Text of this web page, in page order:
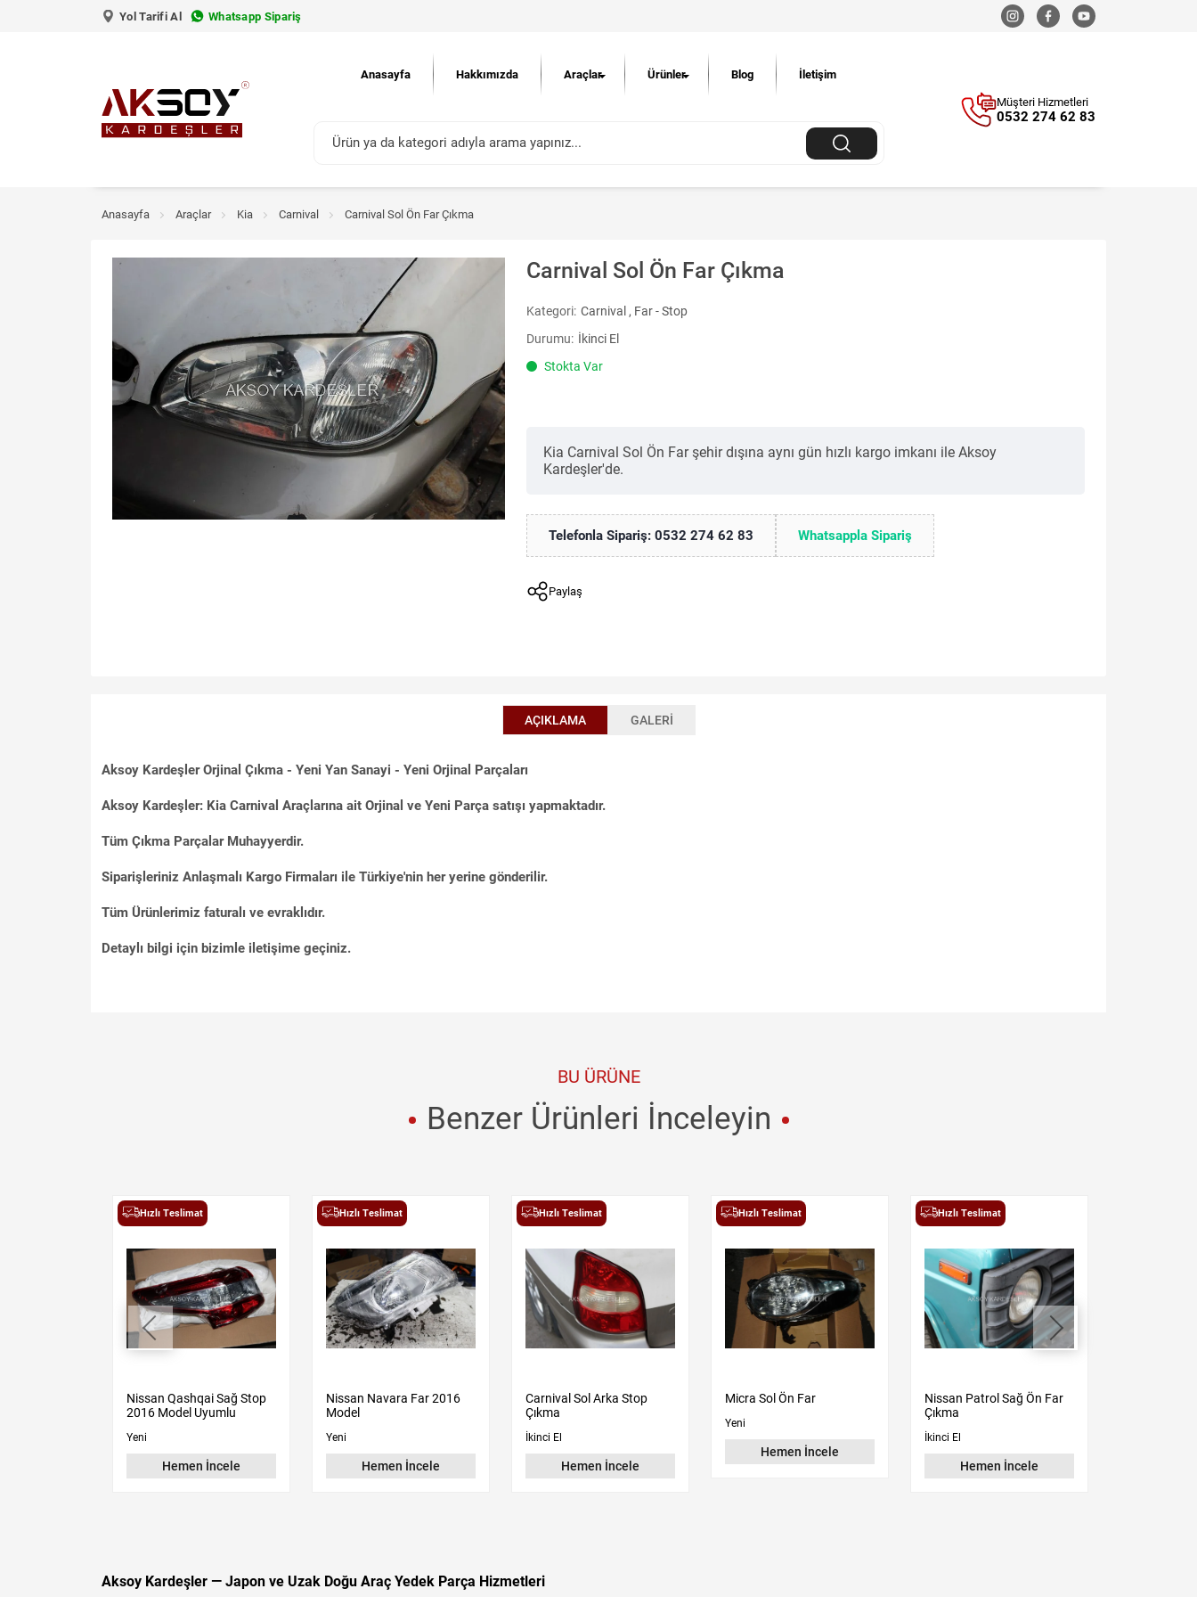
Yol Tarifi Al Whatsapp Sipariş
Anasayfa Hakkımızda Araçlar Ürünler Blog İletişim
Müşteri Hizmetleri
0532 274 62 83
Anasayfa Araçlar Kia Carnival Carnival Sol Ön Far Çıkma
Carnival Sol Ön Far Çıkma
Kategori: Carnival , Far - Stop
Durumu: İkinci El
Stokta Var
Kia Carnival Sol Ön Far şehir dışına aynı gün hızlı kargo imkanı ile Aksoy
Kardeşler'de.
Telefonla Sipariş: 0532 274 62 83 Whatsappla Sipariş
Paylaş
AÇIKLAMA GALERI
Aksoy Kardeşler Orjinal Çıkma - Yeni Yan Sanayi - Yeni Orjinal Parçaları
Aksoy Kardeşler: Kia Carnival Araçlarına ait Orjinal ve Yeni Parça satışı yapmaktadır.
Tüm Çıkma Parçalar Muhayyerdir.
Siparişleriniz Anlaşmalı Kargo Firmaları ile Türkiye'nin her yerine gönderilir.
Tüm Ürünlerimiz faturalı ve evraklıdır.
Detaylı bilgi için bizimle iletişime geçiniz.
BU ÜRÜNE
Benzer Ürünleri İnceleyin
Hızlı Teslimat
Nissan Qashqai Sağ Stop
2016 Model Uyumlu
Yeni
Hemen İncele
Hızlı Teslimat
Nissan Navara Far 2016
Model
Yeni
Hemen İncele
Hızlı Teslimat
Carnival Sol Arka Stop
Çıkma
İkinci El
Hemen İncele
Hızlı Teslimat
Micra Sol Ön Far
Yeni
Hemen İncele
Hızlı Teslimat
Nissan Patrol Sağ Ön Far
Çıkma
İkinci El
Hemen İncele
Aksoy Kardeşler — Japon ve Uzak Doğu Araç Yedek Parça Hizmetleri